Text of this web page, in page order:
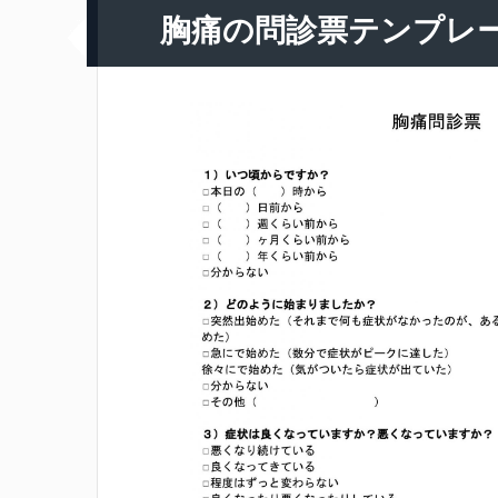
胸痛の問診票テンプレ